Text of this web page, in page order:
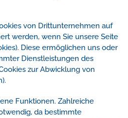
von Drittunternehmen auf
werden, wenn Sie unsere Seite
Diese ermöglichen uns oder
Dienstleistungen des
zur Abwicklung von
Funktionen. Zahlreiche
da bestimmte